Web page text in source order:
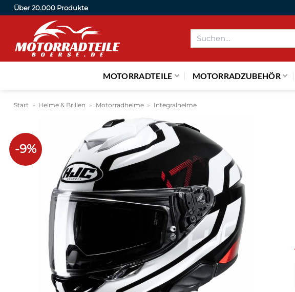
Zum
springen
Über 20.000 Produkte
Suchen
MOTORRADTEILE MOTORRADZUBEHÖR
Start » Helme & Brillen » Motorradhelme » Integralhelme
-9%